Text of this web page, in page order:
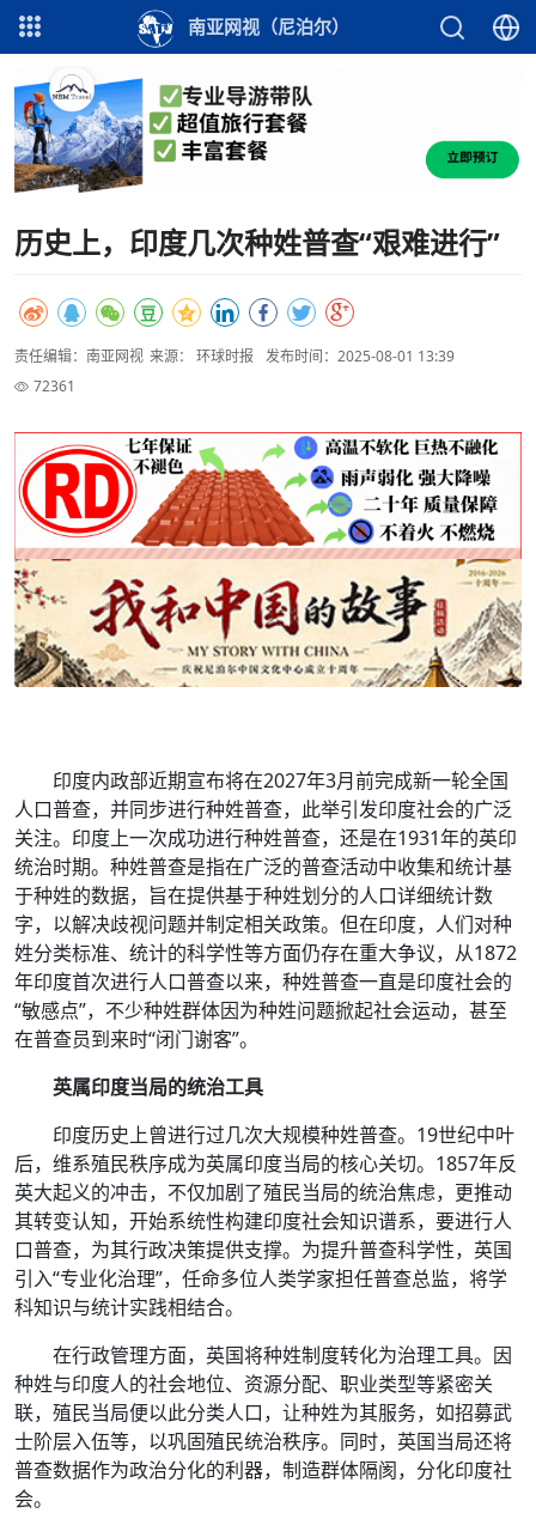
南亚网视（尼泊尔）
历史上，印度几次种姓普查“艰难进行”
责任编辑：南亚网视 来源： 环球时报
发布时间：2025-08-01 13:39
72361
印度内政部近期宣布将在2027年3月前完成新一轮全国
人口普查，并同步进行种姓普查，此举引发印度社会的广泛
关注。印度上一次成功进行种姓普查，还是在1931年的英印
统治时期。种姓普查是指在广泛的普查活动中收集和统计基
于种姓的数据，旨在提供基于种姓划分的人口详细统计数
字，以解决歧视问题并制定相关政策。但在印度，人们对种
姓分类标准、统计的科学性等方面仍存在重大争议，从1872
年印度首次进行人口普查以来，种姓普查一直是印度社会的
“敏感点”，不少种姓群体因为种姓问题掀起社会运动，甚至
在普查员到来时“闭门谢客”。
英属印度当局的统治工具
印度历史上曾进行过几次大规模种姓普查。19世纪中叶
后，维系殖民秩序成为英属印度当局的核心关切。1857年反
英大起义的冲击，不仅加剧了殖民当局的统治焦虑，更推动
其转变认知，开始系统性构建印度社会知识谱系，要进行人
口普查，为其行政决策提供支撑。为提升普查科学性，英国
引入“专业化治理”，任命多位人类学家担任普查总监，将学
科知识与统计实践相结合。
在行政管理方面，英国将种姓制度转化为治理工具。因
种姓与印度人的社会地位、资源分配、职业类型等紧密关
联，殖民当局便以此分类人口，让种姓为其服务，如招募武
士阶层入伍等，以巩固殖民统治秩序。同时，英国当局还将
普查数据作为政治分化的利器，制造群体隔阂，分化印度社
会。